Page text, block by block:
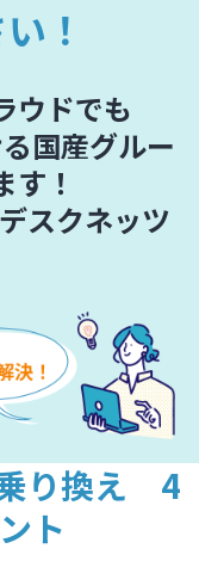
！
ウドでも
国産グルー
す！
スクネッツ
り換え 4
ト